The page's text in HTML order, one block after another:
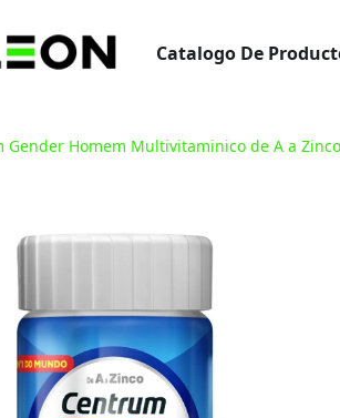
Catalogo De
Gender Homem Multivitaminico de A a